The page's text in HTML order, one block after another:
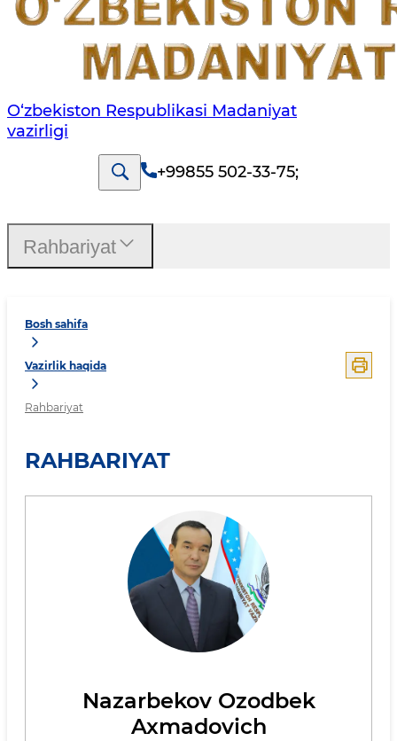
O‘zbekiston Respublikasi Madaniyat
vazirligi
+99855 502-33-75;
Bosh sahifa
Vazirlik haqida
Rahbariyat
RAHBARIYAT
Nazarbekov Ozodbek
Axmadovich
Rahbariyat